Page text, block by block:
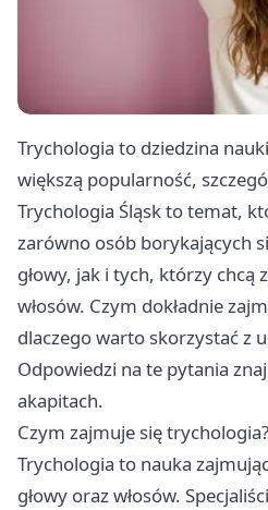
Trychologia to dziedzina
większą popularność,
Trychologia Śląsk to temat,
zarówno osób borykających
głowy, jak i tych, którzy chcą
włosów. Czym dokładnie
dlaczego warto skorzystać z
Odpowiedzi na te pytania
akapitach.
Czym zajmuje się trychologia?
Trychologia to nauka
głowy oraz włosów.